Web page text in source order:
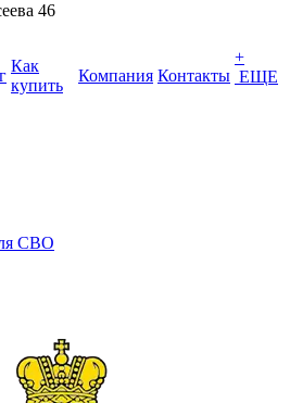
46
Как
купить
Компания Контакты
+
ЕЩЕ
СВО